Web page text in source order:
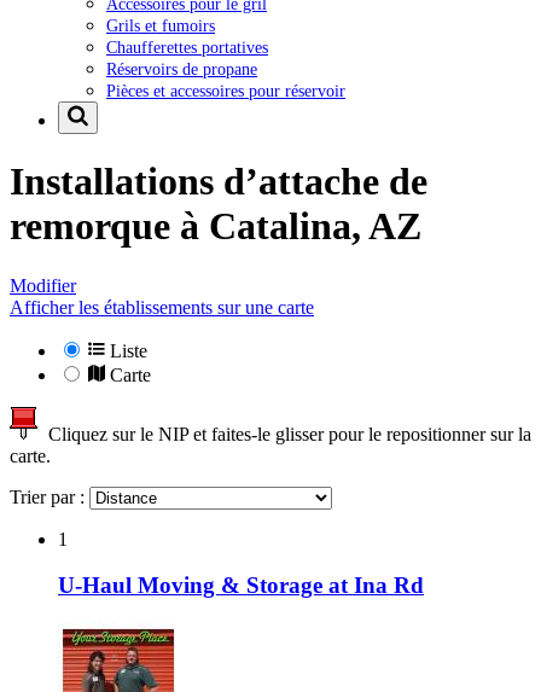
Grils et fumoirs
Chaufferettes portatives
Réservoirs de propane
Pièces et accessoires pour réservoir
Installations d’attache de
remorque à Catalina, AZ
Modifier
Afficher les établissements sur une carte
Liste
Carte
Cliquez sur le NIP et faites-le glisser pour le repositionner sur la
carte.
Trier par :
1
U-Haul Moving & Storage at Ina Rd